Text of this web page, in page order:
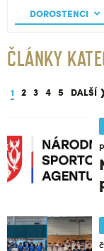
DOROSTENCI
TABULKAZÁPASY
ČLÁNKY
1 2 3 4 5 DALŠÍ